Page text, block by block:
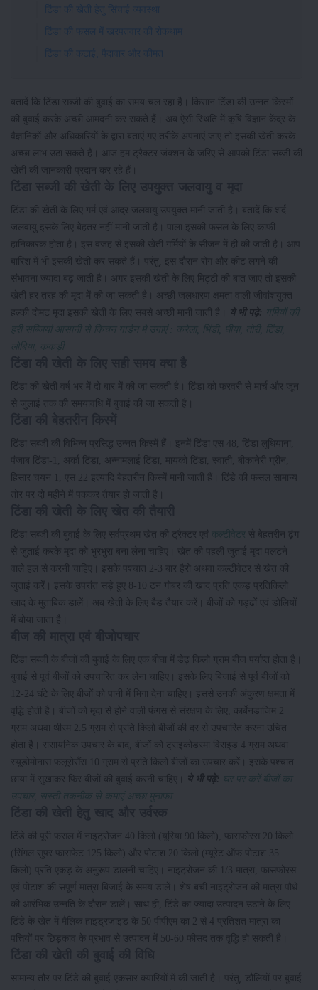
टिंडा की खेती हेतु सिंचाई व्यवस्था
टिंडा की फसल में खरपतवार की रोकथाम
टिंडा की कटाई, पैदावार और कीमत
बतादें कि टिंडा सब्जी की बुवाई का समय चल रहा है। किसान टिंडा की उन्नत किस्मों
की बुवाई करके अच्छी आमदनी कर सकते हैं। अब ऐसी स्थिति में कृषि विज्ञान केंद्र के
वैज्ञानिकों और अधिकारियों के द्वारा बताएं गए तरीके अपनाएं जाए तो इसकी खेती करके
अच्छा लाभ उठा सकते हैं। आज हम ट्रैक्टर जंक्शन के जरिए से आपको टिंडा सब्जी की
खेती की जानकारी प्रदान कर रहे हैं।
टिंडा की खेती के लिए गर्म एवं आद्र जलवायु उपयुक्त मानी जाती है। बतादें कि शर्द
जलवायु इसके लिए बेहतर नहीं मानी जाती है। पाला इसकी फसल के लिए काफी
हानिकारक होता है। इस वजह से इसकी खेती गर्मियों के सीजन में ही की जाती है। आप
बारिश में भी इसकी खेती कर सकते हैं। परंतु, इस दौरान रोग और कीट लगने की
संभावना ज्यादा बढ़ जाती है। अगर इसकी खेती के लिए मिट्टी की बात जाए तो इसकी
खेती हर तरह की मृदा में की जा सकती है। अच्छी जलधारण क्षमता वाली जीवांशयुक्त
हल्की दोमट मृदा इसकी खेती के लिए सबसे अच्छी मानी जाती है।
ये भी पढ़े: गर्मियों की
हरी सब्जियां आसानी से किचन गार्डन मे उगाएं : करेला, भिंडी, घीया, तोरी, टिंडा,
लोबिया, ककड़ी
टिंडा की खेती वर्ष भर में दो बार में की जा सकती है। टिंडा को फरवरी से मार्च और जून
से जुलाई तक की समयावधि में बुवाई की जा सकती है।
टिंडा सब्जी की विभिन्न प्रसिद्ध उन्नत किस्में हैं। इनमें टिंडा एस 48, टिंडा लुधियाना,
पंजाब टिंडा-1, अर्का टिंडा, अन्नामलाई टिंडा, मायको टिंडा, स्वाती, बीकानेरी ग्रीन,
हिसार चयन 1, एस 22 इत्यादि बेहतरीन किस्में मानी जाती हैं। टिंडे की फसल सामान्य
तोर पर दो महीने में पककर तैयार हो जाती है।
टिंडा सब्जी की बुवाई के लिए सर्वप्रथम खेत की ट्रैक्टर एवं कल्टीवेटर से बेहतरीन ढ़ंग
से जुताई करके मृदा को भुरभुरा बना लेना चाहिए। खेत की पहली जुताई मृदा पलटने
वाले हल से करनी चाहिए। इसके पश्चात 2-3 बार हैरो अथवा कल्टीवेटर से खेत की
जुताई करें। इसके उपरांत सड़े हुए 8-10 टन गोबर की खाद प्रति एकड़ प्रतिकिलो
खाद के मुताबिक डालें। अब खेती के लिए बैड तैयार करें। बीजों को गड्ढों एवं डोलियों
में बोया जाता है।
टिंडा सब्जी के बीजों की बुवाई के लिए एक बीघा में डेढ़ किलो ग्राम बीज पर्याप्त होता है।
बुवाई से पूर्व बीजों को उपचारित कर लेना चाहिए। इसके लिए बिजाई से पूर्व बीजों को
12-24 घंटे के लिए बीजों को पानी में भिगा देना चाहिए। इससे उनकी अंकुरण क्षमता में
वृद्धि होती है। बीजों को मृदा से होने वाली फंगस से संरक्षण के लिए, कार्बेनडाजिम 2
ग्राम अथवा थीरम 2.5 ग्राम से प्रति किलो बीजों की दर से उपचारित करना उचित
होता है। रासायनिक उपचार के बाद, बीजों को ट्राइकोडरमा विराइड 4 ग्राम अथवा
स्यूडोमोनास फलूरोसैंस 10 ग्राम से प्रति किलो बीजों का उपचार करें। इसके पश्चात
छाया में सुखाकर फिर बीजों की बुवाई करनी चाहिए।
ये भी पढ़े:
घर पर करें बीजों का
उपचार, सस्ती तकनीक से कमाएं अच्छा मुनाफा
टिंडे की पूरी फसल में नाइट्रोजन 40 किलो (यूरिया 90 किलो), फासफोरस 20 किलो
(सिंगल सुपर फासफेट 125 किलो) और पोटाश 20 किलो (म्यूरेट ऑफ पोटाश 35
किलो) प्रति एकड़ के अनुरूप डालनी चाहिए। नाइट्रोजन की 1/3 मात्रा, फासफोरस
एवं पोटाश की संपूर्ण मात्रा बिजाई के समय डालें। शेष बची नाइट्रोजन की मात्रा पौधे
की आरंभिक उन्नति के दौरान डालें। साथ ही, टिंडे का ज्यादा उत्पादन उठाने के लिए
टिंडे के खेत में मैलिक हाइड्रजाइड के 50 पीपीएम का 2 से 4 प्रतिशत मात्रा का
पत्तियों पर छिड़काव के प्रभाव से उत्पादन में 50-60 फीसद तक वृद्धि हो सकती है।
सामान्य तौर पर टिंडे की बुवाई एकसार क्यारियों में की जाती है। परंतु, डौलियों पर बुवाई